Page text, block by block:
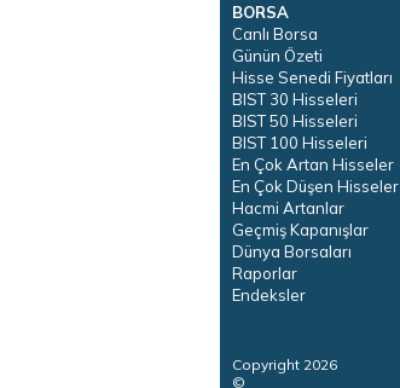
BORSA
Canlı Borsa
Günün Özeti
Hisse Senedi Fiyatları
BIST 30 Hisseleri
BIST 50 Hisseleri
BIST 100 Hisseleri
En Çok Artan Hisseler
En Çok Düşen Hisseler
Hacmi Artanlar
Geçmiş Kapanışlar
Dünya Borsaları
Raporlar
Endeksler
Copyright 2026
©